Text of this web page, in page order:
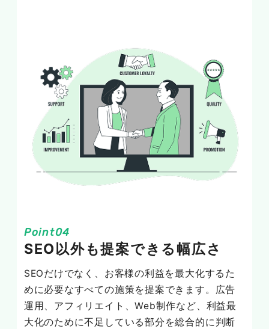
SEO以外も提案できる幅広さ
SEOだけでなく、お客様の利益を最大化するた
めに必要なすべての施策を提案できます。広告
運用、アフィリエイト、Web制作など、利益最
大化のために不足している部分を総合的に判断